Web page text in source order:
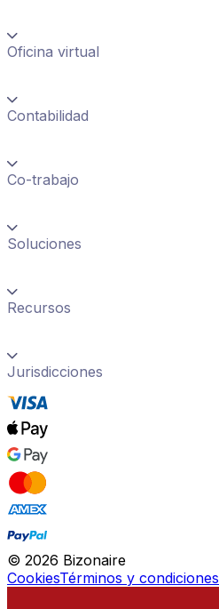
Oficina virtual
Contabilidad
Co-trabajo
Soluciones
Recursos
Jurisdicciones
© 2026 Bizonaire
CookiesTérminos y condiciones